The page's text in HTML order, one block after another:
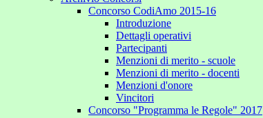
Concorso CodiAmo 2015-16
Introduzione
Dettagli operativi
Partecipanti
Menzioni di merito - scuole
Menzioni di merito - docenti
Menzioni d'onore
Vincitori
Concorso "Programma le Regole" 2017